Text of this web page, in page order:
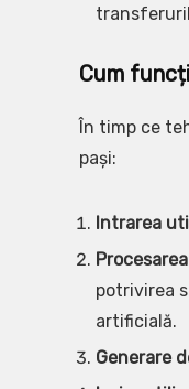
Cum
În timp ce
pași:
Intrarea
potrivirea
artificială.
Generare